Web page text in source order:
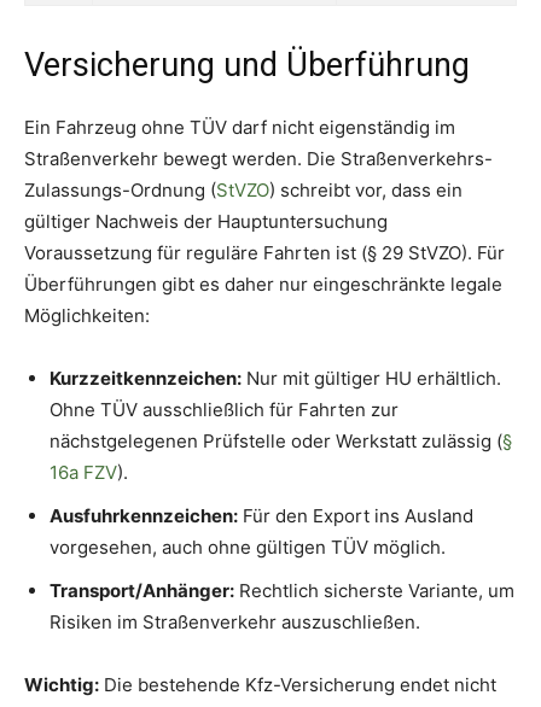
Versicherung und Überführung
Ein Fahrzeug ohne TÜV darf nicht eigenständig im
Straßenverkehr bewegt werden. Die Straßenverkehrs-
Zulassungs-Ordnung (StVZO) schreibt vor, dass ein
gültiger Nachweis der Hauptuntersuchung
Voraussetzung für reguläre Fahrten ist (§ 29 StVZO). Für
Überführungen gibt es daher nur eingeschränkte legale
Möglichkeiten:
Kurzzeitkennzeichen: Nur mit gültiger HU erhältlich.
Ohne TÜV ausschließlich für Fahrten zur
nächstgelegenen Prüfstelle oder Werkstatt zulässig (§
16a FZV).
Ausfuhrkennzeichen: Für den Export ins Ausland
vorgesehen, auch ohne gültigen TÜV möglich.
Transport/Anhänger: Rechtlich sicherste Variante, um
Risiken im Straßenverkehr auszuschließen.
Wichtig: Die bestehende Kfz-Versicherung endet nicht